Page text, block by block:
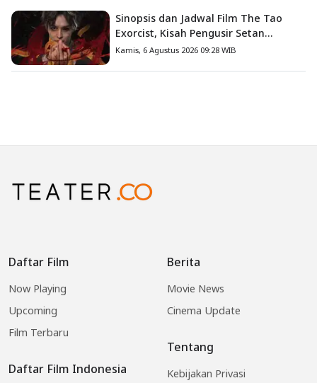
Sinopsis dan Jadwal Film The Tao
Exorcist, Kisah Pengusir Setan
Melawan Kutukan Mematikan
Kamis, 6 Agustus 2026 09:28 WIB
Daftar Film
Now Playing
Upcoming
Film Terbaru
Daftar Film Indonesia
Berita
Movie News
Cinema Update
Tentang
Kebijakan Privasi